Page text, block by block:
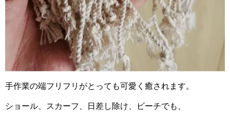
手作業の端フリフリがとっても可愛く癒されます。
ショール、スカーフ、日差し除け、ビーチでも、